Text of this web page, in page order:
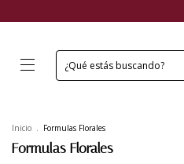
Inicio . Formulas Florales
Formulas Florales